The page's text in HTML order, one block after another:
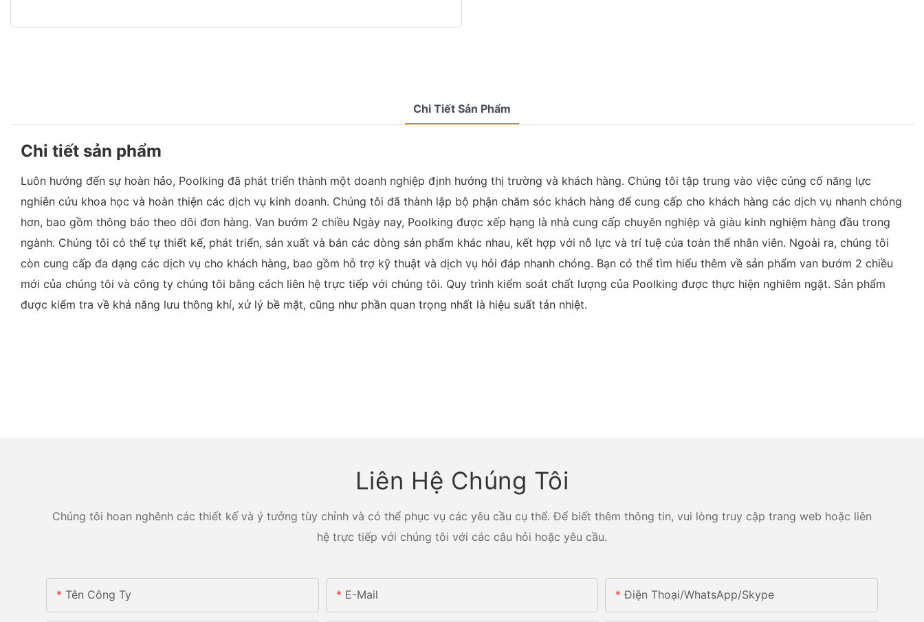
Chi Tiết Sản Phẩm
Chi tiết sản phẩm
Luôn hướng đến sự hoàn hảo, Poolking đã phát triển thành một doanh nghiệp định hướng thị trường và khách hàng. Chúng tôi tập trung vào việc củng cố năng lực
nghiên cứu khoa học và hoàn thiện các dịch vụ kinh doanh. Chúng tôi đã thành lập bộ phận chăm sóc khách hàng để cung cấp cho khách hàng các dịch vụ nhanh chóng
hơn, bao gồm thông báo theo dõi đơn hàng. Van bướm 2 chiều Ngày nay, Poolking được xếp hạng là nhà cung cấp chuyên nghiệp và giàu kinh nghiệm hàng đầu trong
ngành. Chúng tôi có thể tự thiết kế, phát triển, sản xuất và bán các dòng sản phẩm khác nhau, kết hợp với nỗ lực và trí tuệ của toàn thể nhân viên. Ngoài ra, chúng tôi
còn cung cấp đa dạng các dịch vụ cho khách hàng, bao gồm hỗ trợ kỹ thuật và dịch vụ hỏi đáp nhanh chóng. Bạn có thể tìm hiểu thêm về sản phẩm van bướm 2 chiều
mới của chúng tôi và công ty chúng tôi bằng cách liên hệ trực tiếp với chúng tôi. Quy trình kiểm soát chất lượng của Poolking được thực hiện nghiêm ngặt. Sản phẩm
được kiểm tra về khả năng lưu thông khí, xử lý bề mặt, cũng như phần quan trọng nhất là hiệu suất tản nhiệt.
Liên Hệ Chúng Tôi
Chúng tôi hoan nghênh các thiết kế và ý tưởng tùy chỉnh và có thể phục vụ các yêu cầu cụ thể. Để biết thêm thông tin, vui lòng truy cập trang web hoặc liên
hệ trực tiếp với chúng tôi với các câu hỏi hoặc yêu cầu.
Tên Công Ty E-Mail Điện Thoại/whatsApp/skype